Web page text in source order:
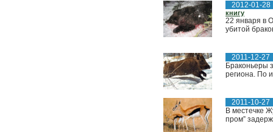
2012-01-28
книгу
22 января в
убитой
2011-12-27
Браконьеры
региона. По
2011-10-27
В местечке
пром”